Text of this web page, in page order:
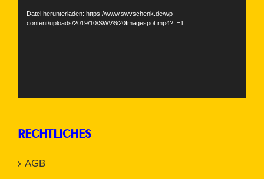
Datei herunterladen: https://www.swvschenk.de/wp-
content/uploads/2019/10/SWV%20Imagespot.mp4?_=1
RECHTLICHES
AGB